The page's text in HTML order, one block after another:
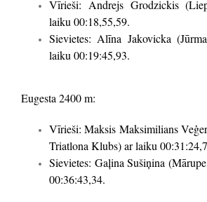
Vīrieši: Andrejs Grodzickis
laiku 00:18,55,59.
Sievietes: Alīna Jakovicka
laiku 00:19:45,93.
Eugesta 2400 m:
Vīrieši: Maksis Maksimilians
Triatlona Klubs) ar laiku
Sievietes: Gaļina Sušiņina
00:36:43,34.